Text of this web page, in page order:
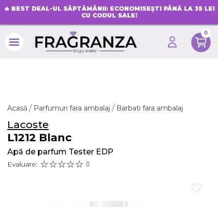
🔥 BEST DEAL-UL SĂPTĂMÂNII: ECONOMISEȘTI PÂNĂ LA 35 LEI
CU CODUL SALE!
0
Acasă Parfumuri fara ambalaj Barbati fara ambalaj
Lacoste
L1212 Blanc
Apă de parfum Tester EDP
Evaluare: 0